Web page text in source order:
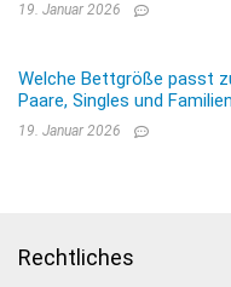
19. Januar 2026
Welche Bettgröße passt
Paare, Singles und Familien
19. Januar 2026
Rechtliches